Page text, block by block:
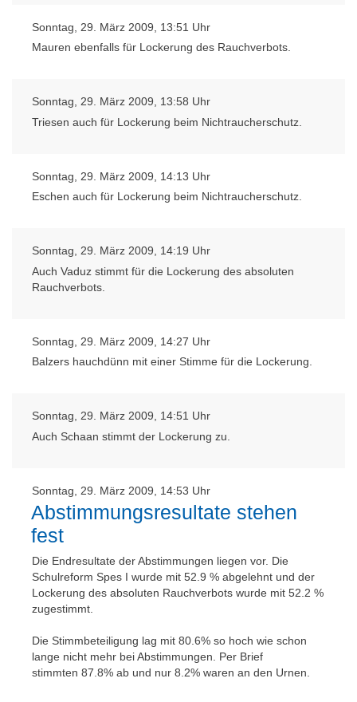
Sonntag, 29. März 2009, 13:51 Uhr
Mauren ebenfalls für Lockerung des Rauchverbots.
Sonntag, 29. März 2009, 13:58 Uhr
Triesen auch für Lockerung beim Nichtraucherschutz.
Sonntag, 29. März 2009, 14:13 Uhr
Eschen auch für Lockerung beim Nichtraucherschutz.
Sonntag, 29. März 2009, 14:19 Uhr
Auch Vaduz stimmt für die Lockerung des absoluten
Rauchverbots.
Sonntag, 29. März 2009, 14:27 Uhr
Balzers hauchdünn mit einer Stimme für die Lockerung.
Sonntag, 29. März 2009, 14:51 Uhr
Auch Schaan stimmt der Lockerung zu.
Sonntag, 29. März 2009, 14:53 Uhr
Abstimmungsresultate stehen
fest
Die Endresultate der Abstimmungen liegen vor. Die
Schulreform Spes I wurde mit 52.9 % abgelehnt und der
Lockerung des absoluten Rauchverbots wurde mit 52.2 %
zugestimmt.
Die Stimmbeteiligung lag mit 80.6% so hoch wie schon
lange nicht mehr bei Abstimmungen. Per Brief
stimmten 87.8% ab und nur 8.2% waren an den Urnen.